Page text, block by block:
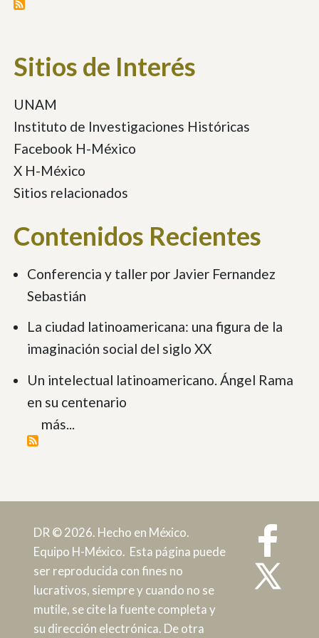
Sitios de Interés
UNAM
Instituto de Investigaciones Históricas
Facebook H-México
X H-México
Sitios relacionados
Contenidos Recientes
Conferencia y taller por Javier Fernandez
Sebastián
La ciudad latinoamericana: una figura de la
imaginación social del siglo XX
Un intelectual latinoamericano. Ángel Rama
en su centenario
más...
DR © 2026. Hecho en México.
Equipo H-México. Esta página puede
ser reproducida con fines no
lucrativos, siempre y cuando no se
mutile, se cite la fuente completa y
su dirección electrónica. De otra